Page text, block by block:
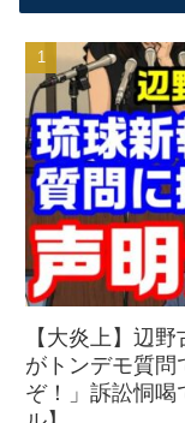
【大炎上】辺
がトンデモ質
ぞ！」訴訟恫喝